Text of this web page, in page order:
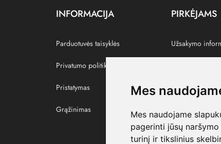
Mes
Mes naudojame
pagerinti jūsų
turinį ir tikslinius
INFORMACIJA
Parduotuvės taisyklės
Privatumo politika
Pristatymas
Grąžinimas
PIRKĖJAMS
Užsakymo
Paskyra
Pamėgtos